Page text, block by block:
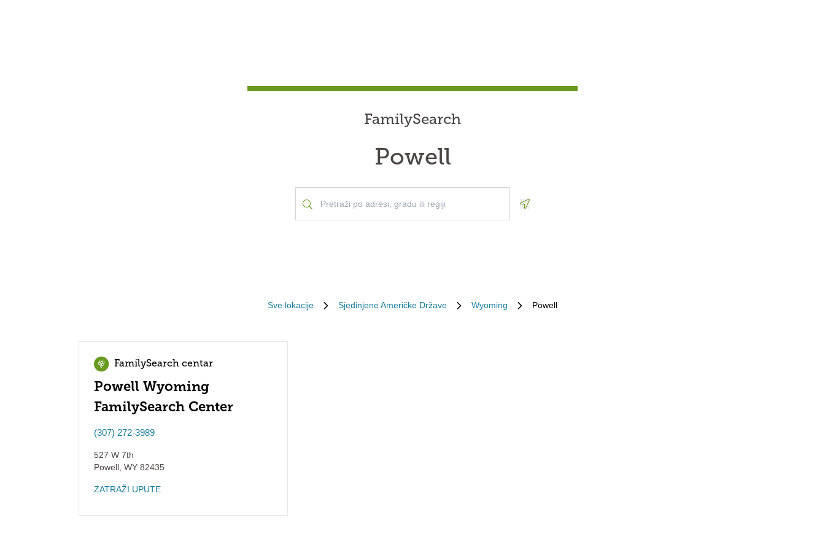
FamilySearch
Powell
Sve lokacije Sjedinjene Američke Države Wyoming Powell
FamilySearch centar
Powell Wyoming
FamilySearch Center
(307) 272-3989
527 W 7th
Powell WY 82435
ZATRAŽI UPUTE